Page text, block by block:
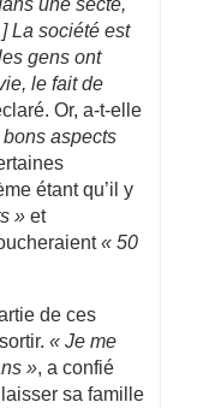
La société est
gens ont
le fait de
Or, a-t-elle
aspects
étant qu’il y
» et
« 50
de ces
« Je me
», a confié
sa famille